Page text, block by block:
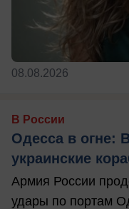
08.08.2026
В России
Одесса в огне:
украинские
Армия России
удары по портам